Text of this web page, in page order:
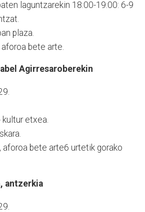
laguntzarekin 18:00-19:00: 6-9
plaza.
aforoa bete arte.
Agirresaroberekin
etxea.
aforoa bete arte6 urtetik gorako
antzerkia